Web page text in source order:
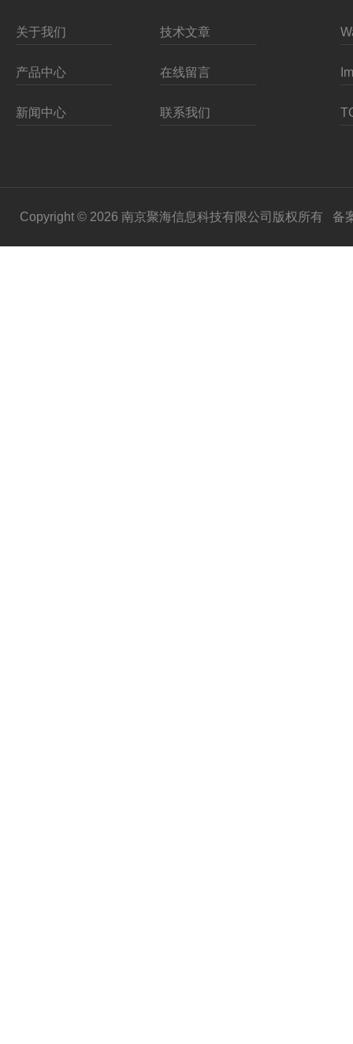
关于我们 技术文章
产品中心 在线留言
新闻中心 联系我们
Copyright © 2026 南京聚海信息科技有限公司版权所有 备